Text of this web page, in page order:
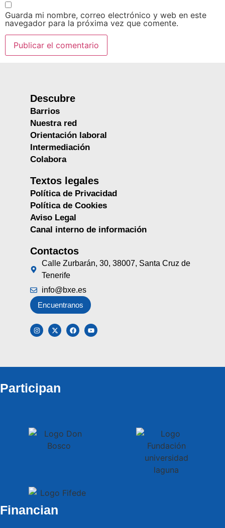
Guarda mi nombre, correo electrónico y web en este
navegador para la próxima vez que comente.
Descubre
Barrios
Nuestra red
Orientación laboral
Intermediación
Colabora
Textos legales
Política de Privacidad
Política de Cookies
Aviso Legal
Canal interno de información
Contactos
Calle Zurbarán, 30, 38007, Santa Cruz de
Tenerife
info@bxe.es
Encuentranos
Participan
Financian